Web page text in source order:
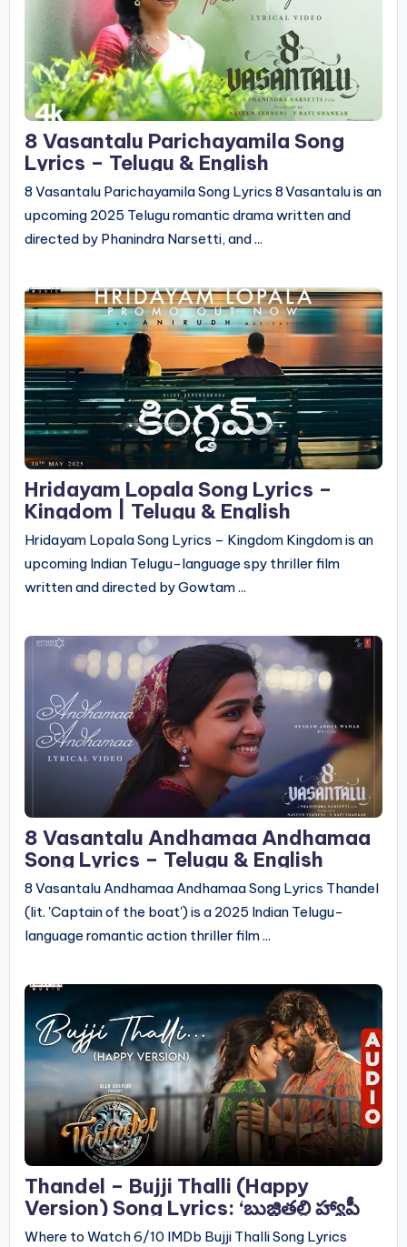
8 Vasantalu Parichayamila Song
Lyrics – Telugu & English
8 Vasantalu Parichayamila Song Lyrics 8 Vasantalu is an
upcoming 2025 Telugu romantic drama written and
directed by Phanindra Narsetti, and ...
Hridayam Lopala Song Lyrics –
Kingdom | Telugu & English
Hridayam Lopala Song Lyrics – Kingdom Kingdom is an
upcoming Indian Telugu-language spy thriller film
written and directed by Gowtam ...
8 Vasantalu Andhamaa Andhamaa
Song Lyrics – Telugu & English
8 Vasantalu Andhamaa Andhamaa Song Lyrics Thandel
(lit. 'Captain of the boat') is a 2025 Indian Telugu-
language romantic action thriller film ...
Thandel – Bujji Thalli (Happy
Version) Song Lyrics: ‘బుజ్జితల్లి హ్యాపీ
వెర్షన్’ సాంగ్ లిరిక్స్
Where to Watch 6/10 IMDb Bujji Thalli Song Lyrics